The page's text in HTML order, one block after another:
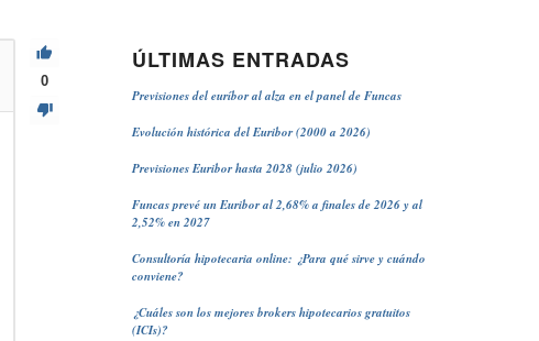
0
ÚLTIMAS ENTRADAS
Previsiones del euríbor al alza en el panel de Funcas
Evolución histórica del Euribor (2000 a 2026)
Previsiones Euribor hasta 2028 (julio 2026)
Funcas prevé un Euribor al 2,68% a finales de 2026 y al
2,52% en 2027
Consultoría hipotecaria online: ¿Para qué sirve y cuándo
conviene?
¿Cuáles son los mejores brokers hipotecarios gratuitos
(ICIs)?